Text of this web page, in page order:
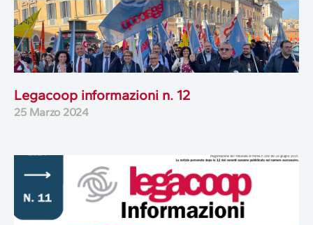
Legacoop informazioni n. 12
25 Marzo 2024